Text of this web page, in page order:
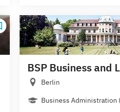
BSP Business and
Berlin
Business Administration